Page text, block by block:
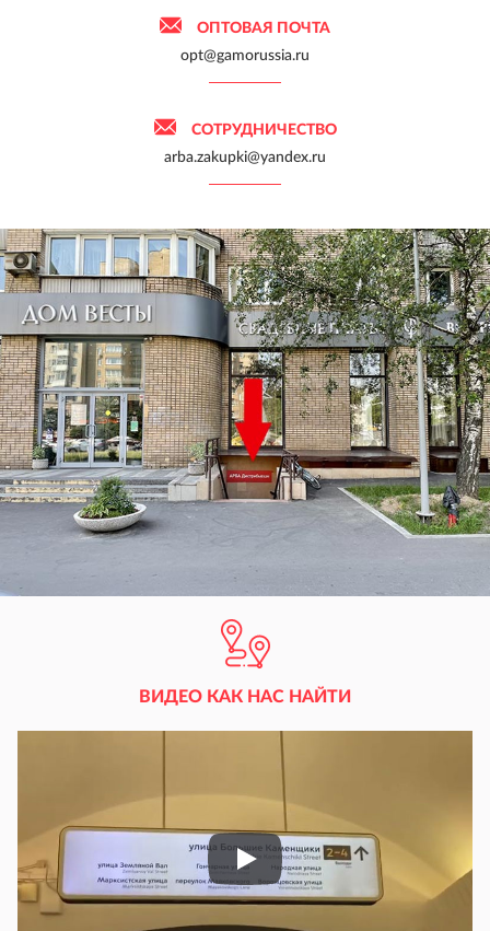
ОПТОВАЯ ПОЧТА
opt@gamorussia.ru
СОТРУДНИЧЕСТВО
arba.zakupki@yandex.ru
ВИДЕО КАК НАС НАЙТИ
Play